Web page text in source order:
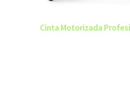
Cinta Motorizada